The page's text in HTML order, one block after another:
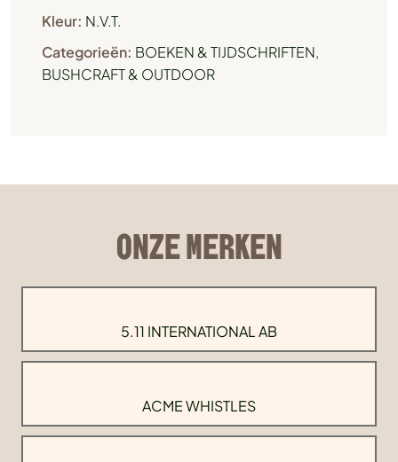
Kleur: N.V.T.
Categorieën: BOEKEN & TIJDSCHRIFTEN,
BUSHCRAFT & OUTDOOR
ONZE MERKEN
5.11 INTERNATIONAL AB
ACME WHISTLES